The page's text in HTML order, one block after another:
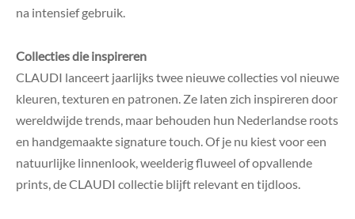
na intensief gebruik.
Collecties die inspireren
CLAUDI lanceert jaarlijks twee nieuwe collecties vol nieuwe
kleuren, texturen en patronen. Ze laten zich inspireren door
wereldwijde trends, maar behouden hun Nederlandse roots
en handgemaakte signature touch.Of je nu kiest voor een
natuurlijke linnenlook, weelderig fluweel of opvallende
prints, de CLAUDI collectie blijft relevant en tijdloos.